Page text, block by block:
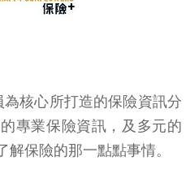
核心所打造的保險資訊分
專業保險資訊，及多元的
保險的那一點點事情。